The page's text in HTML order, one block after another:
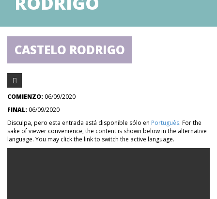
CASTELO RODRIGO
COMIENZO: 06/09/2020
FINAL: 06/09/2020
Disculpa, pero esta entrada está disponible sólo en Português. For the
sake of viewer convenience, the content is shown below in the alternative
language. You may click the link to switch the active language.